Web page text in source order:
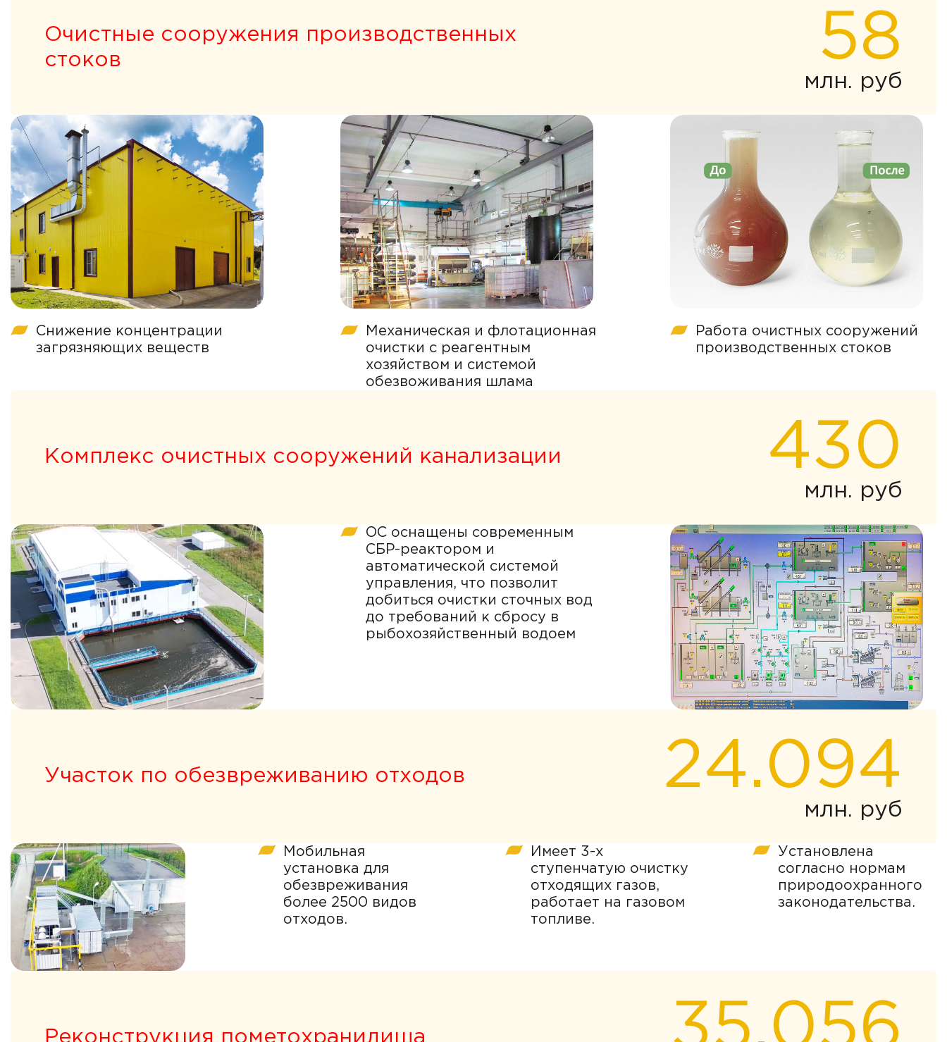
Очистные сооружения производственных
стоков
58
млн. руб
Снижение концентрации
загрязняющих веществ
Механическая и флотационная
очистки с реагентным
хозяйством и системой
обезвоживания шлама
Работа очистных сооружений
производственных стоков
Комплекс очистных сооружений канализации 430
млн. руб
ОС оснащены современным
СБР-реактором и
автоматической системой
управления, что позволит
добиться очистки сточных вод
до требований к сбросу в
рыбохозяйственный водоем
Участок по обезвреживанию отходов 24.094
млн. руб
Мобильная
установка для
обезвреживания
более 2500 видов
отходов.
Имеет 3-х
ступенчатую очистку
отходящих газов,
работает на газовом
топливе.
Установлена
согласно нормам
природоохранного
законодательства.
Реконструкция пометохранилища 35.056